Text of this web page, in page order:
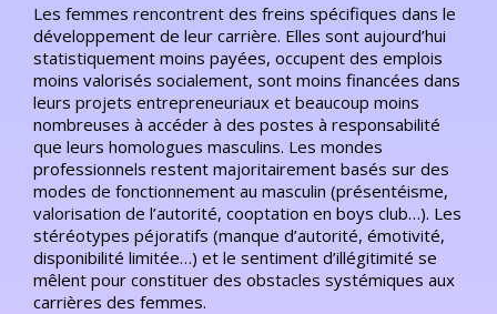
Les femmes rencontrent des freins spécifiques dans le
développement de leur carrière. Elles sont aujourd’hui
statistiquement moins payées, occupent des emplois
moins valorisés socialement, sont moins financées dans
leurs projets entrepreneuriaux et beaucoup moins
nombreuses à accéder à des postes à responsabilité
que leurs homologues masculins. Les mondes
professionnels restent majoritairement basés sur des
modes de fonctionnement au masculin (présentéisme,
valorisation de l’autorité, cooptation en boys club…). Les
stéréotypes péjoratifs (manque d’autorité, émotivité,
disponibilité limitée…) et le sentiment d’illégitimité se
mêlent pour constituer des obstacles systémiques aux
carrières des femmes.